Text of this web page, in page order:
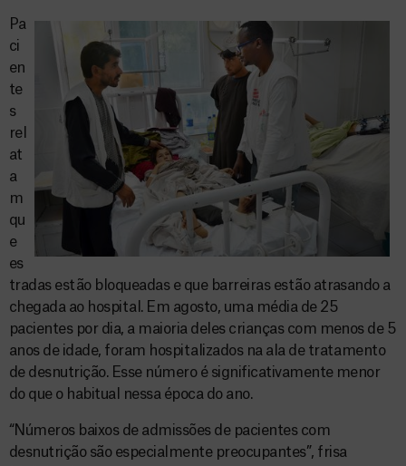
Pa
ci
en
te
s
rel
at
a
m
qu
e
es
tradas estão bloqueadas e que barreiras estão atrasando a
chegada ao hospital. Em agosto, uma média de 25
pacientes por dia, a maioria deles crianças com menos de 5
anos de idade, foram hospitalizados na ala de tratamento
de desnutrição. Esse número é significativamente menor
do que o habitual nessa época do ano.
“Números baixos de admissões de pacientes com
desnutrição são especialmente preocupantes”, frisa